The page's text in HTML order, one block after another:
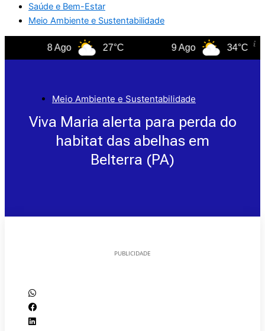
Saúde e Bem-Estar
Meio Ambiente e Sustentabilidade
8 Ago 27°C 9 Ago 34°C
Meio Ambiente e Sustentabilidade
Viva Maria alerta para perda do
habitat das abelhas em
Belterra (PA)
PUBLICIDADE